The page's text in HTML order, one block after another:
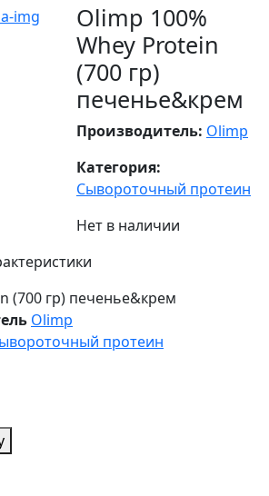
Olimp 100%
Whey Protein
(700 гр)
печенье&крем
Производитель: Olimp
Категория:
Сывороточный протеин
Нет в наличии
(700 гр) печенье&крем
Olimp
протеин